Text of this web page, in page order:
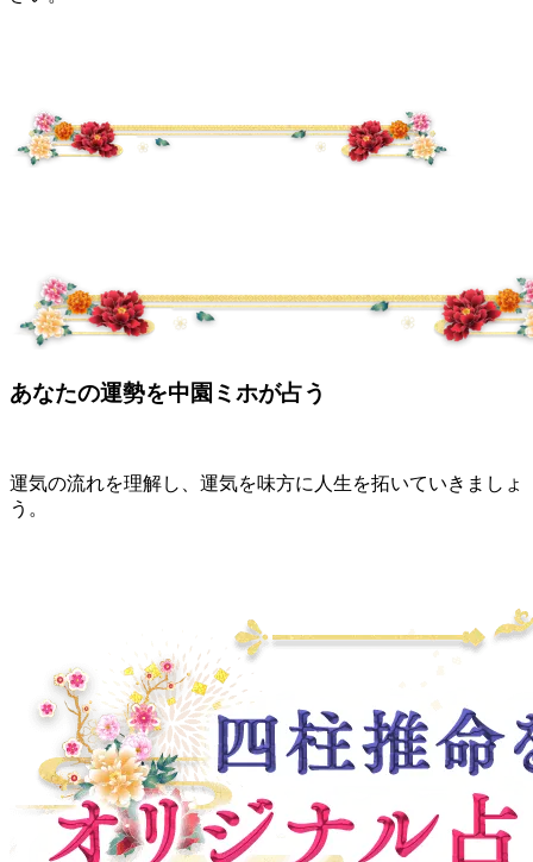
あなたの運勢を中園ミホが占う
運気の流れを理解し、運気を味方に人生を拓いていきましょ
う。